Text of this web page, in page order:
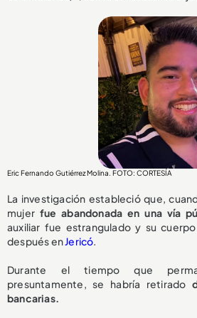
Eric Fernando Gutiérrez Molina. FOTO: CORTESÍA
La investigación estableció que,
mujer fue abandonada en una vía
auxiliar fue estrangulado y su
después enJericó.
Durante el tiempo que
presuntamente, se habría retirado
bancarias.